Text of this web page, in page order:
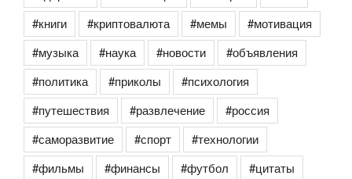
#книги
#криптовалюта #мемы
#мотивация
#музыка
#наука #новости
#объявления
#политика
#приколы
#психология
#путешествия
#развлечение
#россия
#саморазвитие
#спорт
#технологии
#фильмы
#финансы #футбол
#цитаты